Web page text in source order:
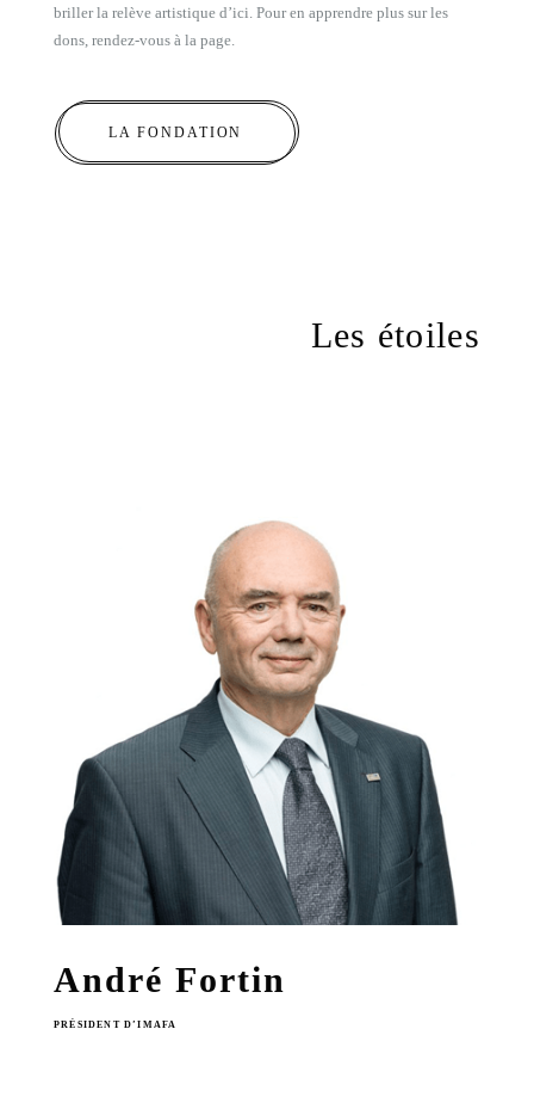
briller la relève artistique d’ici. Pour en apprendre plus sur les
dons, rendez-vous à la page.
LA FONDATION
Les étoiles
André Fortin
PRÉSIDENT D’IMAFA